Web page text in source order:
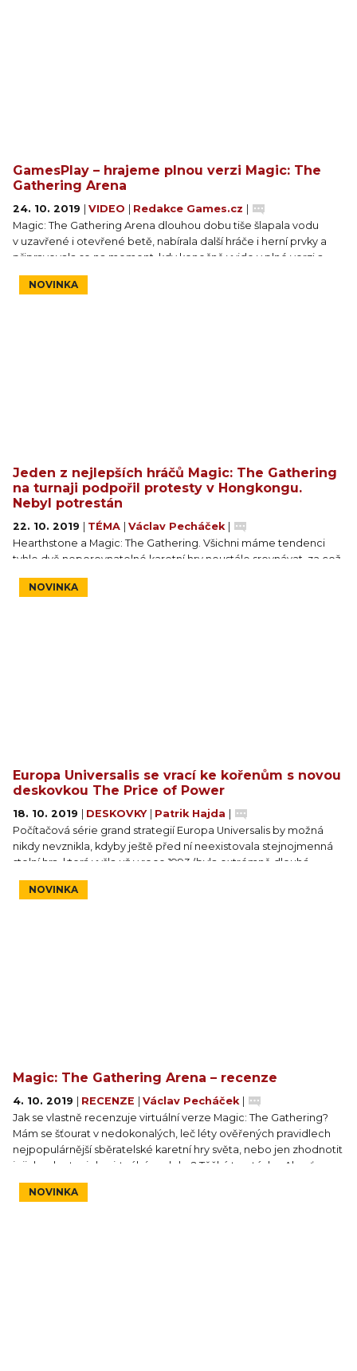
GamesPlay – hrajeme plnou verzi Magic: The
Gathering Arena
24. 10. 2019 | VIDEO | Redakce Games.cz |
Magic: The Gathering Arena dlouhou dobu tiše šlapala vodu
v uzavřené i otevřené betě, nabírala další hráče i herní prvky a
připravovala se na moment, kdy konečně vyjde v plné verzi a
vyzve na souboj ostatní virtuální karetní hry. A ten moment právě
nadešel. Dnes si v GamesPlayi ukážeme novou edici Throne of
NOVINKA
Jeden z nejlepších hráčů Magic: The Gathering
na turnaji podpořil protesty v Hongkongu.
Nebyl potrestán
22. 10. 2019 | TÉMA | Václav Pecháček |
Hearthstone a Magic: The Gathering. Všichni máme tendenci
tyhle dvě neporovnatelné karetní hry neustále srovnávat, za což
starými. Dnešní článek se ovšem (kromě drobné odbočky)
NOVINKA
Europa Universalis se vrací ke kořenům s novou
deskovkou The Price of Power
18. 10. 2019 | DESKOVKY | Patrik Hajda |
Počítačová série grand strategií Europa Universalis by možná
nikdy nevznikla, kdyby ještě před ní neexistovala stejnojmenná
stolní hra, která vyšla už v roce 1993 (byla extrémně dlouhá,
vyloženě na několik dní). Chtělo to čtyři díly její videoherní
adaptace a desítky rozšíření, než se deskovka dočkala nové
NOVINKA
Magic: The Gathering Arena – recenze
4. 10. 2019 | RECENZE | Václav Pecháček |
Jak se vlastně recenzuje virtuální verze Magic: The Gathering?
Mám se šťourat v nedokonalých, leč léty ověřených pravidlech
nejpopulárnější sběratelské karetní hry světa, nebo jen zhodnotit
jejich adaptaci do virtuální podoby? Těžká to otázka. Ale ať se na
to díváte z kterékoliv strany, hlavní je, jestli to člověka nakonec
baví. A toho člověka, který právě píše recenzi na Magic: The
NOVINKA